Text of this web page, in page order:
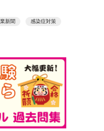
新聞 感染症対策